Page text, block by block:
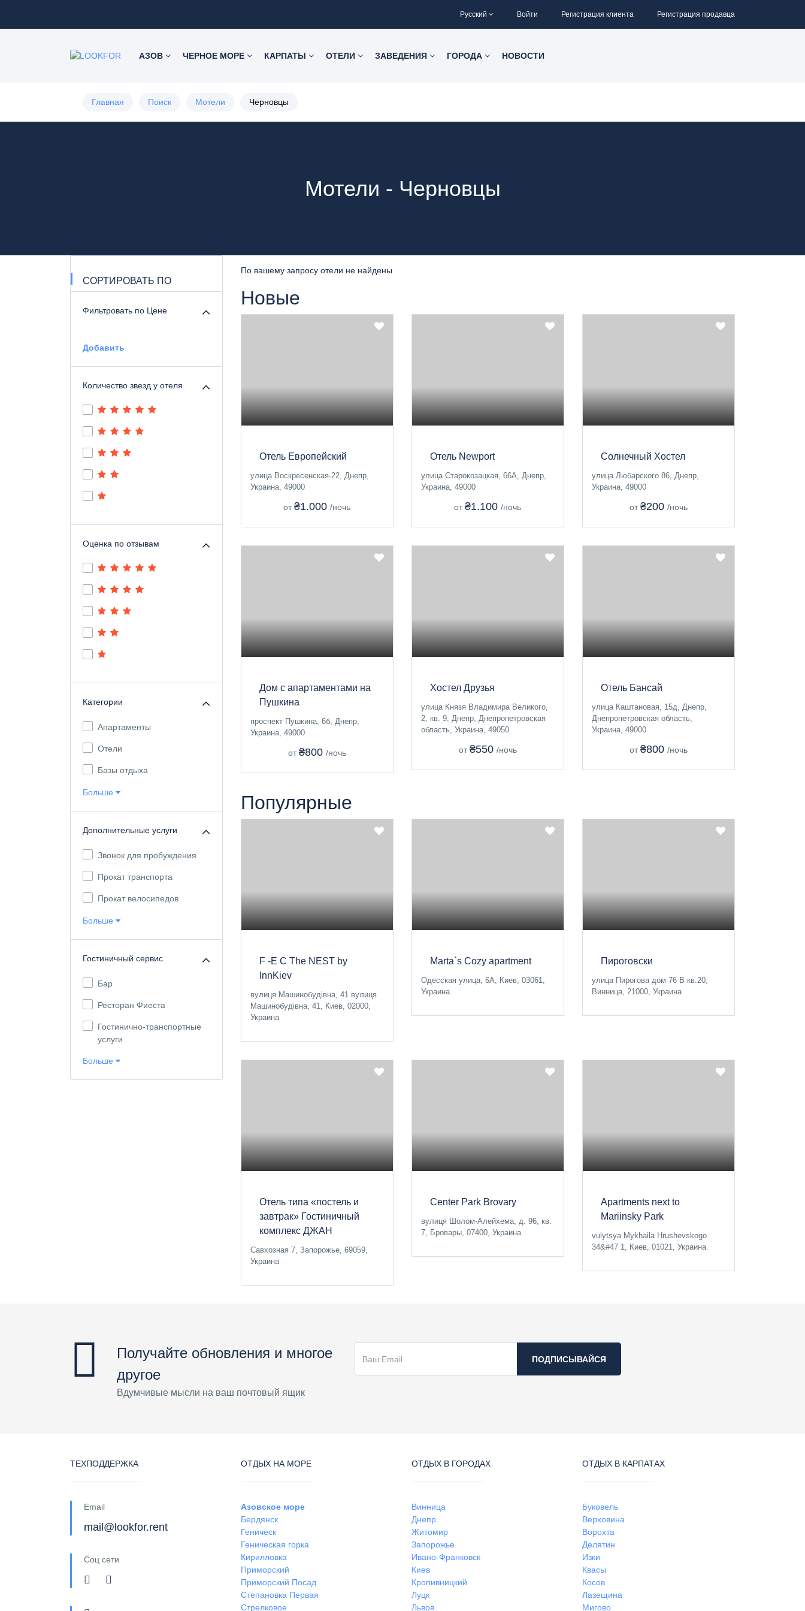
Русский Войти Регистрация клиента Регистрация продавца
АЗОВ ЧЕРНОЕ МОРЕ КАРПАТЫ ОТЕЛИ ЗАВЕДЕНИЯ ГОРОДА НОВОСТИ
Главная Поиск Мотели Черновцы
Мотели - Черновцы
СОРТИРОВАТЬ ПО
Фильтровать по Цене
Добавить
Количество звезд у отеля
Оценка по отзывам
Категории
Апартаменты
Отели
Базы отдыха
Больше
Дополнительные услуги
Звонок для пробуждения
Прокат транспорта
Прокат велосипедов
Больше
Гостиничный сервис
Бар
Ресторан Фиеста
Гостинично-транспортные
услуги
Больше
По вашему запросу отели не найдены
Новые
Отель Европейский
улица Воскресенская-22, Днепр,
Украина, 49000
от ₴1.000/ночь
Отель Newport
улица Старокозацкая, 66А, Днепр,
Украина, 49000
от ₴1.100/ночь
Солнечный Хостел
улица Любарского 86, Днепр,
Украина, 49000
от ₴200 /ночь
Дом с апартаментами на
Пушкина
проспект Пушкина, 6б, Днепр,
Украина, 49000
от ₴800 /ночь
Хостел Друзья
улица Князя Владимира Великого,
2, кв. 9, Днепр, Днепропетровская
область, Украина, 49050
от ₴550 /ночь
Отель Бансай
улица Каштановая, 15д, Днепр,
Днепропетровская область,
Украина, 49000
от ₴800 /ночь
Популярные
F -E C The NEST by
InnKiev
вулиця Машинобудівна, 41 вулиця
Машинобудівна, 41, Киев, 02000,
Украина
Marta`s Cozy apartment
Одесская улица, 6A, Киев, 03061,
Украина
Пироговски
улица Пирогова дом 76 В кв.20,
Винница, 21000, Украина
Отель типа «постель и
завтрак» Гостиничный
комплекс ДЖАН
Савхозная 7, Запорожье, 69059,
Украина
Center Park Brovary
вулиця Шолом-Алейхема, д. 96, кв.
7, Бровары, 07400, Украина
Apartments next to
Mariinsky Park
vulytsya Mykhaila Hrushevskogo
34&#47 1, Киев, 01021, Украина.
Получайте обновления и многое
другое
Вдумчивые мысли на ваш почтовый ящик
ПОДПИСЫВАЙСЯ
ТЕХПОДДЕРЖКА
Email
mail@lookfor.rent
Соц сети
ОТДЫХ НА МОРЕ
Азовское море
Бердянск
Геническ
Геническая горка
Кирилловка
Приморский
Приморский Посад
Степановка Первая
Стрелковое
ОТДЫХ В ГОРОДАХ
Винница
Днепр
Житомир
Запорожье
Ивано-Франковск
Киев
Кропивницкий
Луцк
Львов
ОТДЫХ В КАРПАТАХ
Буковель
Верховина
Ворохта
Делятин
Изки
Квасы
Косов
Лазещина
Мигово